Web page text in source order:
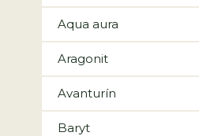
Aqua aura
Aragonit
Avanturín
Baryt